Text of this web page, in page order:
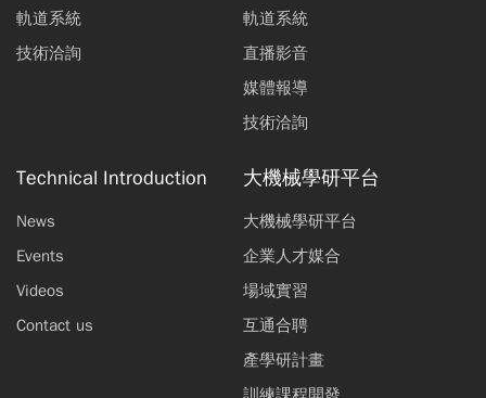
軌道系統
技術洽詢
軌道系統
直播影音
媒體報導
技術洽詢
Technical Introduction
News
Events
Videos
Contact us
大機械學研平台
大機械學研平台
企業人才媒合
場域實習
互通合聘
產學研計畫